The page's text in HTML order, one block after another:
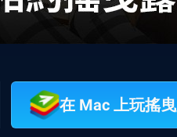
在 Mac 上玩搖